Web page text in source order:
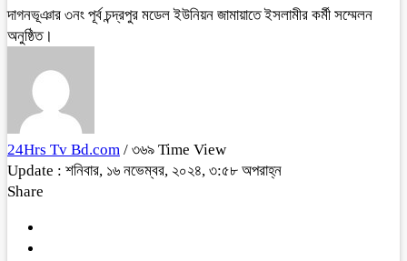
দাগনভূঞার ৩নং পূর্ব চন্দ্রপুর মডেল ইউনিয়ন জামায়াতে ইসলামীর কর্মী সম্মেলন
অনুষ্ঠিত।
24Hrs Tv Bd.com / ৩৬৯ Time View
Update : শনিবার, ১৬ নভেম্বর, ২০২৪, ৩:৫৮ অপরাহ্ন
Share